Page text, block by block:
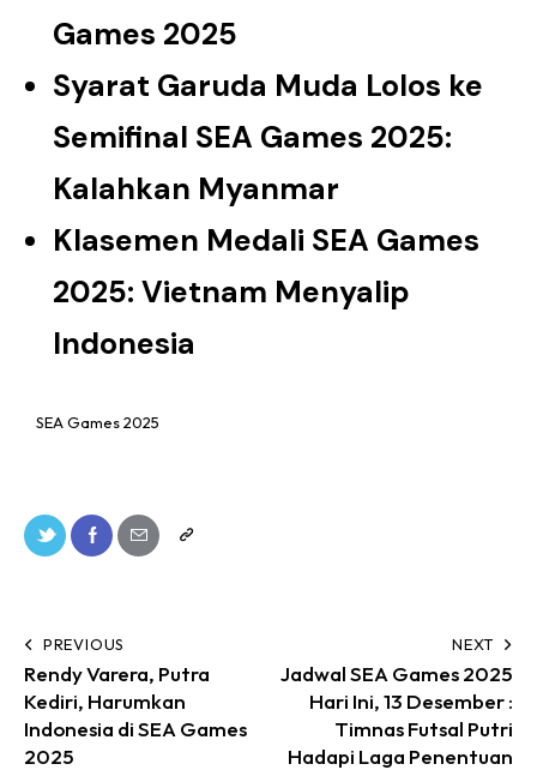
Games 2025
Syarat Garuda Muda Lolos ke
Semifinal SEA Games 2025:
Kalahkan Myanmar
Klasemen Medali SEA Games
2025: Vietnam Menyalip
Indonesia
SEA Games 2025
PREVIOUS
Rendy Varera, Putra
Kediri, Harumkan
Indonesia di SEA Games
2025
NEXT
Jadwal SEA Games 2025
Hari Ini, 13 Desember :
Timnas Futsal Putri
Hadapi Laga Penentuan